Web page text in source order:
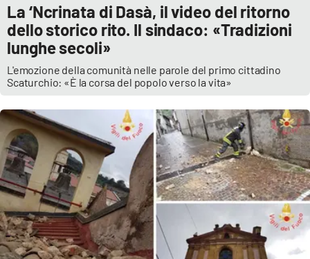
La ‘Ncrinata di Dasà, il video del ritorno
dello storico rito. Il sindaco: «Tradizioni
lunghe secoli»
L'emozione della comunità nelle parole del primo cittadino
Scaturchio: «È la corsa del popolo verso la vita»